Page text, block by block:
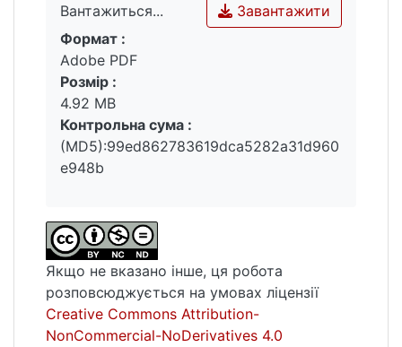
Вантажиться...
Вантажиться...
Завантажити
Формат :
Adobe PDF
Розмір :
4.92 MB
Контрольна сума :
(MD5):99ed862783619dca5282a31d960
e948b
Якщо не вказано інше, ця робота
розповсюджується на умовах ліцензії
Creative Commons Attribution-
NonCommercial-NoDerivatives 4.0